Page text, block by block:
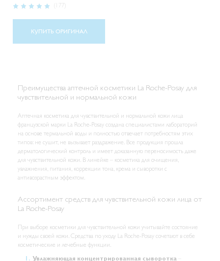
Рейтинг:
(177)
КУПИТЬ ОРИГИНАЛ
Преимущества аптечной косметики La Roche-Posay для
чувствительной и нормальной кожи
Аптечная косметика для чувствительной и нормальной кожи лица
французской марки La Roche-Posay создана специалистами лабораторий
на основе термальной воды и полностью отвечает потребностям этих
типов: не сушит, не вызывает раздражение. Все продукция прошла
дерматологический контроль и имеет доказанную переносимость даже
для чувствительной кожи. В линейке – косметика для очищения,
увлажнения, питания, коррекции тона, крема и сыворотки с
антивозрастным эффектом.
Ассортимент средств для чувствительной кожи лица от
La Roche-Posay
При выборе косметики для чувствительной кожи учитывайте состояние
и нужды своей кожи. Средства по уходу La Roche-Posay сочетают в себе
косметические и лечебные функции.
Увлажняющая концентрированная сыворотка